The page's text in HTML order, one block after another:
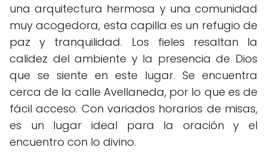
una arquitectura hermosa y una comunidad
muy acogedora, esta capilla es un refugio de
paz y tranquilidad. Los fieles resaltan la
calidez del ambiente y la presencia de Dios
que se siente en este lugar. Se encuentra
cerca de la calle Avellaneda, por lo que es de
fácil acceso. Con variados horarios de misas,
es un lugar ideal para la oración y el
encuentro con lo divino.